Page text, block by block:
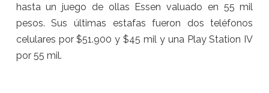
hasta un juego de ollas Essen valuado en 55 mil
pesos. Sus últimas estafas fueron dos teléfonos
celulares por $51.900 y $45 mil y una Play Station IV
por 55 mil.